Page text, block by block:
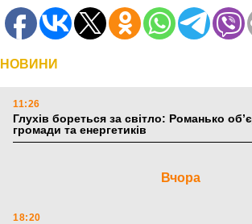
НОВИНИ
11:26
Глухів бореться за світло: Романько
громади та енергетиків
Вчора
18:20